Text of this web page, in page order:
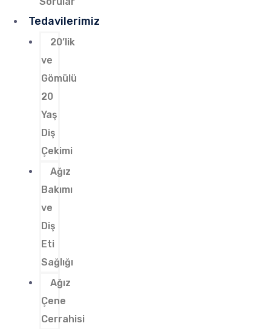
Tedavilerimiz
20’lik
ve
Gömülü
20
Yaş
Diş
Çekimi
Ağız
Bakımı
ve
Diş
Eti
Sağlığı
Ağız
Çene
Cerrahisi